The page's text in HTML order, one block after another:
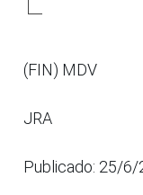
(FIN) MDV
JRA
Publicado: 25/6/